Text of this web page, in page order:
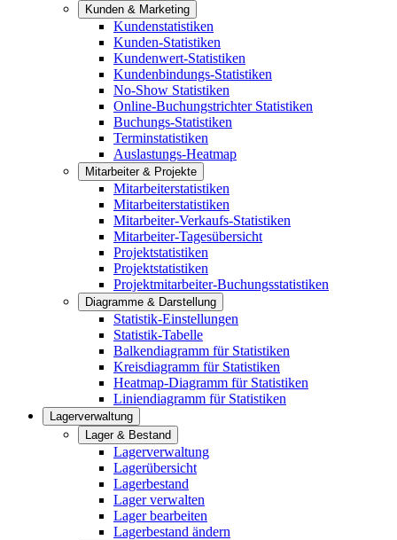
Kunden & Marketing
Kundenstatistiken
Kunden-Statistiken
Kundenwert-Statistiken
Kundenbindungs-Statistiken
No-Show Statistiken
Online-Buchungstrichter Statistiken
Buchungs-Statistiken
Terminstatistiken
Auslastungs-Heatmap
Mitarbeiter & Projekte
Mitarbeiterstatistiken
Mitarbeiterstatistiken
Mitarbeiter-Verkaufs-Statistiken
Mitarbeiter-Tagesübersicht
Projektstatistiken
Projektstatistiken
Projektmitarbeiter-Buchungsstatistiken
Diagramme & Darstellung
Statistik-Einstellungen
Statistik-Tabelle
Balkendiagramm für Statistiken
Kreisdiagramm für Statistiken
Heatmap-Diagramm für Statistiken
Liniendiagramm für Statistiken
Lagerverwaltung
Lager & Bestand
Lagerverwaltung
Lagerübersicht
Lagerbestand
Lager verwalten
Lager bearbeiten
Lagerbestand ändern